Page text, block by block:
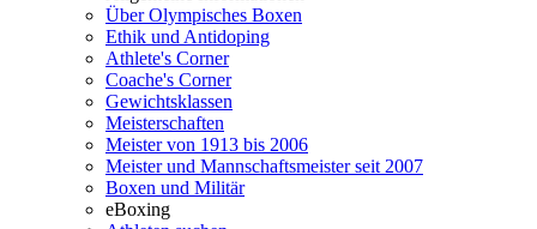
Über Olympisches Boxen
Ethik und Antidoping
Athlete's Corner
Coache's Corner
Gewichtsklassen
Meisterschaften
Meister von 1913 bis 2006
Meister und Mannschaftsmeister seit 2007
Boxen und Militär
eBoxing